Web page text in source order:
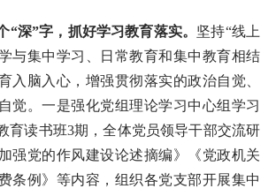
“深”字，抓好学习教育落实。 坚持“线上
与集中学习、日常教育和集中教育相结
入脑入心，增强贯彻落实的政治自觉、
觉。一是强化党组理论学习中心组学习
育读书班3期，全体党员领导干部交流研
强党的作风建设论述摘编》《党政机关
条例》等内容，组织各党支部开展集中